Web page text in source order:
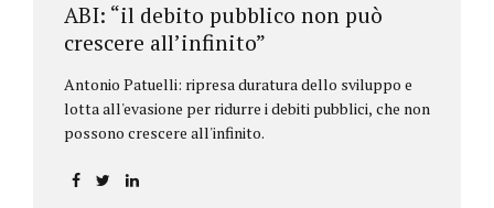
ABI: “il debito pubblico non può
crescere all’infinito”
Antonio Patuelli: ripresa duratura dello sviluppo e
lotta all'evasione per ridurre i debiti pubblici, che non
possono crescere all'infinito.